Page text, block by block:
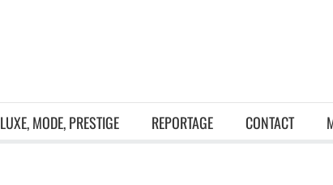
LUXE, MODE, PRESTIGE REPORTAGE CONTACT